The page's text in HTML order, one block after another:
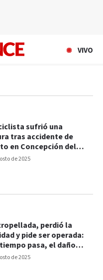
VIVO
de 2025
sufrió una
tras accidente de
en Concepción del
de 2025
perdió la
y pide ser operada:
pasa, el daño